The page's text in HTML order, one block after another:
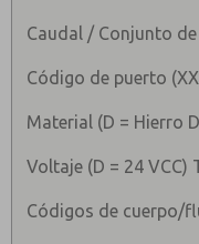
Caudal / Conjunto
Código de puerto
Material (D = Hierro
Voltaje (D = 24 VCC)
Códigos de cuerpo/